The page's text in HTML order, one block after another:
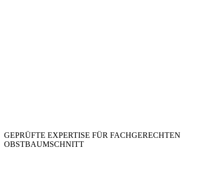
GEPRÜFTE EXPERTISE FÜR FACHGERECHTEN
OBSTBAUMSCHNITT